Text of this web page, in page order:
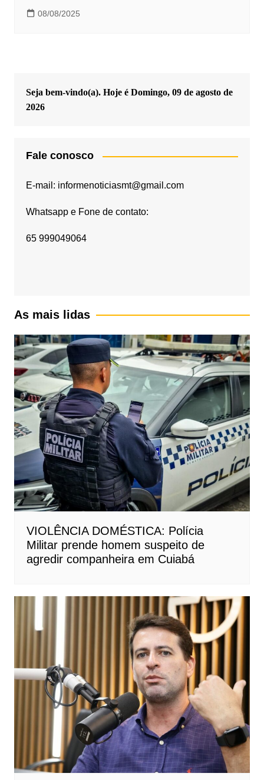
08/08/2025
Seja bem-vindo(a). Hoje é Domingo, 09 de agosto de
2026
Fale conosco
E-mail: informenoticiasmt@gmail.com
Whatsapp e Fone de contato:
65 999049064
As mais lidas
VIOLÊNCIA DOMÉSTICA: Polícia
Militar prende homem suspeito de
agredir companheira em Cuiabá